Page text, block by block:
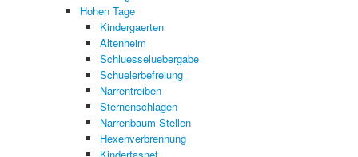
Hohen Tage
Kindergaerten
Altenheim
Schluesseluebergabe
Schuelerbefreiung
Narrentreiben
Sternenschlagen
Narrenbaum Stellen
Hexenverbrennung